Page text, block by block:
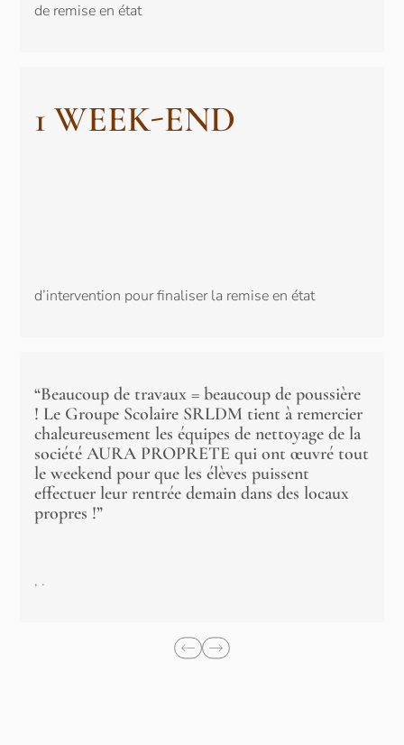
de remise en état
1 WEEK-END
d’intervention pour finaliser la remise en état
“Beaucoup de travaux = beaucoup de poussière
! Le Groupe Scolaire SRLDM tient à remercier
chaleureusement les équipes de nettoyage de la
société AURA PROPRETE qui ont œuvré tout
le weekend pour que les élèves puissent
effectuer leur rentrée demain dans des locaux
propres !”
, .